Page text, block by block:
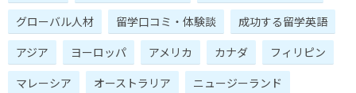
グローバル人材
留学口コミ・体験談
成功する留学英語
アジア
ヨーロッパ アメリカ カナダ
フィリピン
マレーシア
オーストラリア
ニュージーランド